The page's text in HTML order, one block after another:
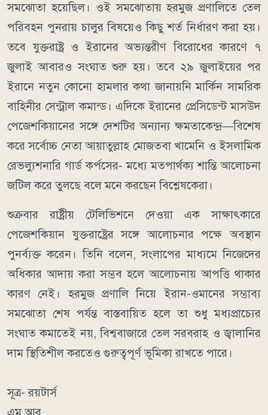
সমঝোতা হয়েছিল। ওই সমঝোতায় হরমুজ প্রণালিতে তেল
পরিবহন পুনরায় চালুর বিষয়েও কিছু শর্ত নির্ধারণ করা হয়।
তবে যুক্তরাষ্ট্র ও ইরানের অভ্যন্তরীণ বিরোধের কারণে ৭
জুলাই আবারও সংঘাত শুরু হয়।তবে ২৯ জুলাইয়ের পর
ইরানে নতুন কোনো হামলার কথা জানায়নি মার্কিন সামরিক
বাহিনীর সেন্ট্রাল কমান্ড। এদিকে ইরানের প্রেসিডেন্ট মাসউদ
পেজেশকিয়ানের সঙ্গে দেশটির অন্যান্য ক্ষমতাকেন্দ্র—বিশেষ
করে সর্বোচ্চ নেতা আয়াতুল্লাহ মোজতবা খামেনি ও ইসলামিক
রেভল্যুশনারি গার্ড কর্পসের- মধ্যে মতপার্থক্য শান্তি আলোচনা
জটিল করে তুলছে বলে মনে করছেন বিশ্লেষকেরা।
শুক্রবার রাষ্ট্রীয় টেলিভিশনে দেওয়া এক সাক্ষাৎকারে
পেজেশকিয়ান যুক্তরাষ্ট্রের সঙ্গে আলোচনার পক্ষে অবস্থান
পুনর্ব্যক্ত করেন। তিনি বলেন, সংলাপের মাধ্যমে নিজেদের
অধিকার আদায় করা সম্ভব হলে আলোচনায় আপত্তি থাকার
কারণ নেই।হরমুজ প্রণালি নিয়ে ইরান-ওমানের সম্ভাব্য
সমঝোতা শেষ পর্যন্ত বাস্তবায়িত হলে তা শুধু মধ্যপ্রাচ্যের
সংঘাত কমাতেই নয়, বিশ্ববাজারে তেল সরবরাহ ও জ্বালানির
দাম স্থিতিশীল করতেও গুরুত্বপূর্ণ ভূমিকা রাখতে পারে।
সূত্র- রয়টার্স
এম আর